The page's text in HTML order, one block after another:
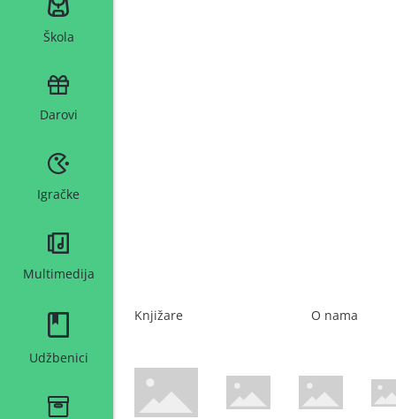
Škola
Darovi
Igračke
Multimedija
Udžbenici
Knjižare O nama
WsPay web stranicaMaestro web stranicaMastercard web